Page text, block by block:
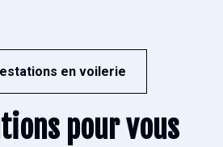
en voilerie
pour vous